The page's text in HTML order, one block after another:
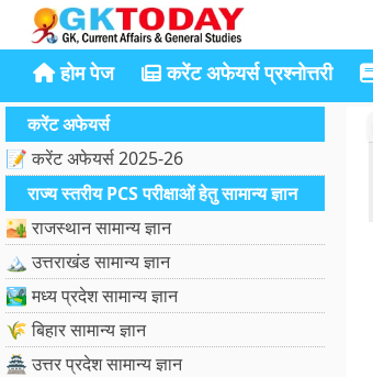
होम पेज करेंट अफेयर्स प्रश्नोत्तरी
करेंट अफेयर्स
📝 करेंट अफेयर्स 2025-26
राज्य स्तरीय PCS परीक्षाओं हेतु सामान्य ज्ञान
🏜️ राजस्थान सामान्य ज्ञान
🏔️ उत्तराखंड सामान्य ज्ञान
🏞️ मध्य प्रदेश सामान्य ज्ञान
🌾 बिहार सामान्य ज्ञान
🏯 उत्तर प्रदेश सामान्य ज्ञान